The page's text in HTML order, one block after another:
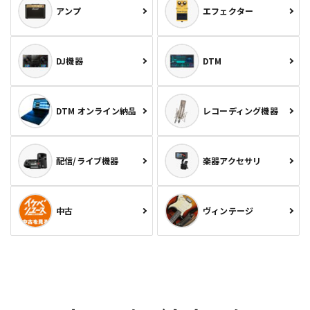
アンプ エフェクター
DJ機器 DTM
DTM オンライン納品 レコーディング機器
配信/ライブ機器 楽器アクセサリ
中古 ヴィンテージ